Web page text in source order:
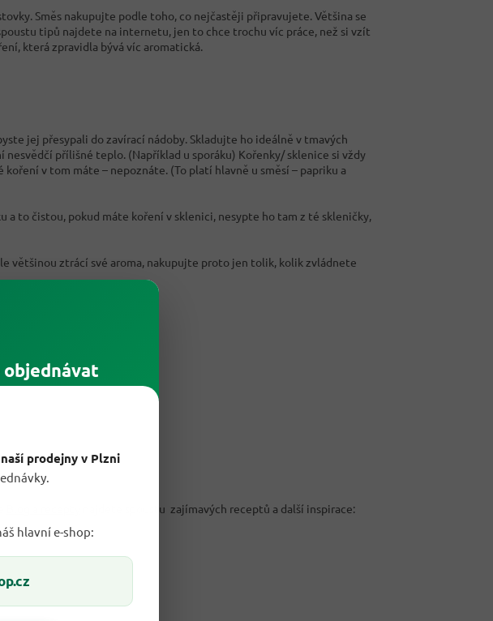
prodejny v Plzni
hlavní e-shop:
Směs nakupujte podle toho, co nejčastěji připravujete. Většina se
tipů najdete na internetu, jen to chce trochu víc práce, než si vzít
která zpravidla bývá víc aromatická.
jej přesypali do zavírací nádoby. Skladujte ho ideálně v tmavých
přílišné teplo. (Například u sporáku) Kořenky/ sklenice si vždy
v tom máte – nepoznáte. (To platí hlavně u směsí – papriku a
a to čistou, pokud máte koření v sklenici, nesypte ho tam z té skleničky,
většinou ztrácí své aroma, nakupujte proto jen tolik, kolik zvládnete
najdete spoustu zajímavých receptů a další inspirace: